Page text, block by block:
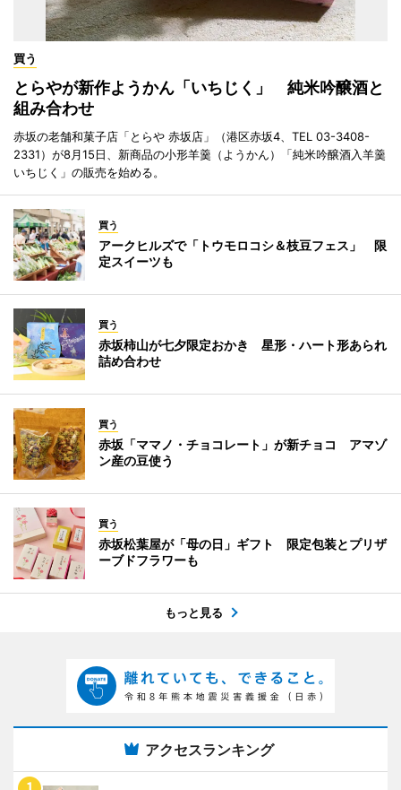
買う
とらやが新作ようかん「いちじく」 純米吟醸酒と
組み合わせ
赤坂の老舗和菓子店「とらや 赤坂店」（港区赤坂4、TEL 03-3408-
2331）が8月15日、新商品の小形羊羹（ようかん）「純米吟醸酒入羊羹
いちじく」の販売を始める。
買う
アークヒルズで「トウモロコシ＆枝豆フェス」 限
定スイーツも
買う
赤坂柿山が七夕限定おかき 星形・ハート形あられ
詰め合わせ
買う
赤坂「ママノ・チョコレート」が新チョコ アマゾ
ン産の豆使う
買う
赤坂松葉屋が「母の日」ギフト 限定包装とプリザ
ーブドフラワーも
もっと見る
アクセスランキング